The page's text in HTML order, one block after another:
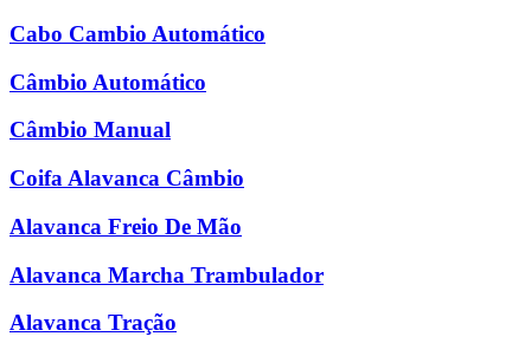
Cabo Cambio Automático
Câmbio Automático
Câmbio Manual
Coifa Alavanca Câmbio
Alavanca Freio De Mão
Alavanca Marcha Trambulador
Alavanca Tração